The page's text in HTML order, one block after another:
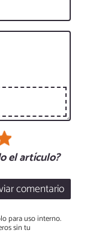
el artículo?
comentario
para uso interno.
sin tu